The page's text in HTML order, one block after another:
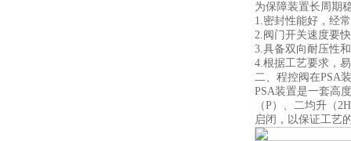
为保障装置长周期
1.密封性能好，经
2.阀门开关速度要
3.具备双向耐压性
4.根据工艺要求，
二、程控阀在PSA
PSA装置是一套高
（P）、二均升（
启闭，以保证工艺